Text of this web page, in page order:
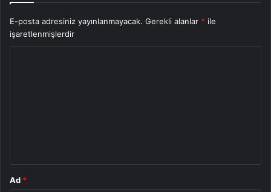
E-posta adresiniz yayınlanmayacak. Gerekli alanlar * ile
işaretlenmişlerdir
Ad *